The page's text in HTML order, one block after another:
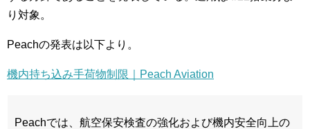
り対象。
Peachの発表は以下より。
機内持ち込み手荷物制限｜Peach Aviation
Peachでは、航空保安検査の強化および機内安全向上の